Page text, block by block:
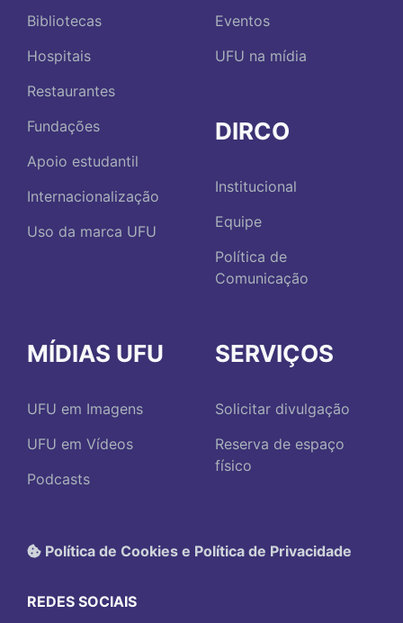
Bibliotecas
Hospitais
Restaurantes
Fundações
Apoio estudantil
Internacionalização
Uso da marca UFU
Eventos
UFU na mídia
DIRCO
Institucional
Equipe
Política de
Comunicação
MÍDIAS UFU
UFU em Imagens
UFU em Vídeos
Podcasts
SERVIÇOS
Solicitar divulgação
Reserva de espaço
físico
Política de Cookies e Política de Privacidade
REDES SOCIAIS